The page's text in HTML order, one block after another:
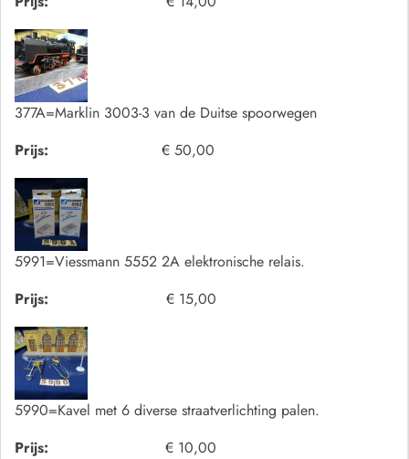
377A=Marklin 3003-3 van de Duitse spoorwegen
Prijs:
€ 50,00
5991=Viessmann 5552 2A elektronische relais.
Prijs:
€ 15,00
5990=Kavel met 6 diverse straatverlichting palen.
Prijs:
€ 10,00